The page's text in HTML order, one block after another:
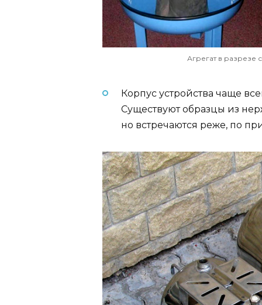
Агрегат в разрезе
Корпус устройства чаще
Существуют образцы из
но встречаются реже, по